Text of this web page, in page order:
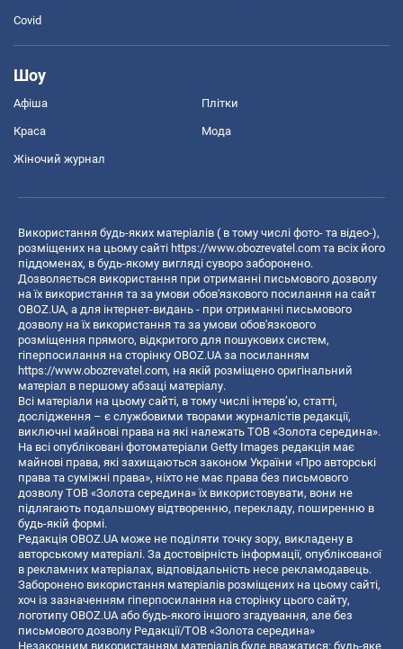
Covid
Шоу
Афіша Плітки
Краса Мода
Жіночий журнал
Використання будь-яких матеріалів ( в тому числі фото- та відео-),
розміщених на цьому сайті https://www.obozrevatel.com та всіх його
піддоменах, в будь-якому вигляді суворо заборонено.
Дозволяється використання при отриманні письмового дозволу
на їх використання та за умови обов'язкового посилання на сайт
OBOZ.UA, а для інтернет-видань - при отриманні письмового
дозволу на їх використання та за умови обов'язкового
розміщення прямого, відкритого для пошукових систем,
гіперпосилання на сторінку OBOZ.UA за посиланням
https://www.obozrevatel.com, на якій розміщено оригінальний
матеріал в першому абзаці матеріалу.
Всі матеріали на цьому сайті, в тому числі інтерв’ю, статті,
дослідження – є службовими творами журналістів редакції,
виключні майнові права на які належать ТОВ «Золота середина».
На всі опубліковані фотоматеріали Getty Images редакція має
майнові права, які захищаються законом України «Про авторські
права та суміжні права», ніхто не має права без письмового
дозволу ТОВ «Золота середина» їх використовувати, вони не
підлягають подальшому відтворенню, перекладу, поширенню в
будь-якій формі.
Редакція OBOZ.UA може не поділяти точку зору, викладену в
авторському матеріалі. За достовірність інформації, опублікованої
в рекламних матеріалах, відповідальність несе рекламодавець.
Заборонено використання матеріалів розміщених на цьому сайті,
хоч із зазначенням гіперпосилання на сторінку цього сайту,
логотипу OBOZ.UA або будь-якого іншого згадування, але без
письмового дозволу Редакції/ТОВ «Золота середина»
Незаконним використанням матеріалів буде вважатися: будь-яке